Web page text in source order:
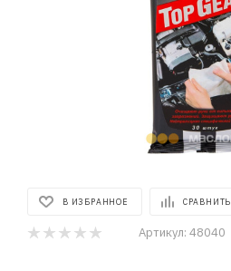
В ИЗБРАННОЕ СРАВНИТЬ
Артикул: 48040